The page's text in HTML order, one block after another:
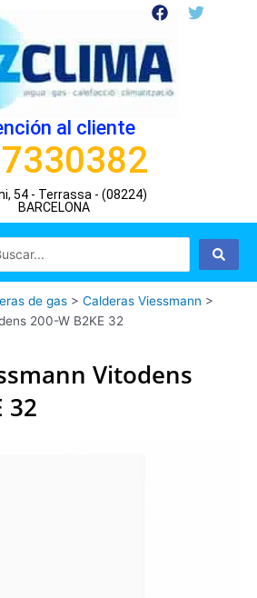
F
e
b
o
T
al cliente
54 - Terrassa - (08224)
BARCELONA
de gas > Calderas Viessmann >
200-W B2KE 32
Vitodens
32